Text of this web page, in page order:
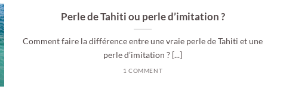
Perle de Tahiti ou perle d’imitation ?
Comment faire la différence entre une vraie perle de Tahiti et une
perle d’imitation ? [...]
1 COMMENT